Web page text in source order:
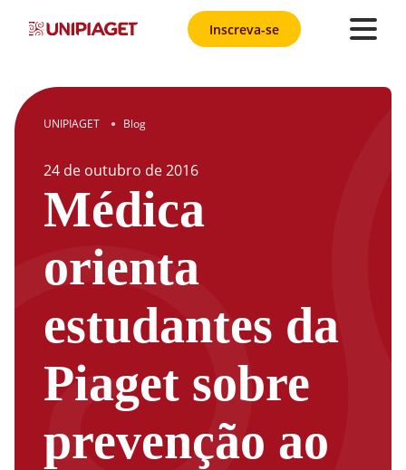
Inscreva-se
UNIPIAGET ● Blog
24 de outubro de2016
Médica
orienta
estudantes da
Piaget sobre
prevenção ao